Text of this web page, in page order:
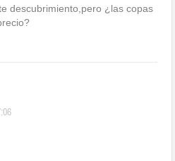
descubrimiento,pero ¿las copas